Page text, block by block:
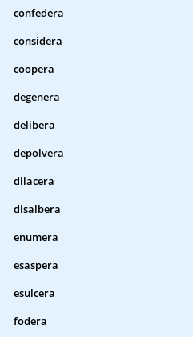
confedera
considera
coopera
degenera
delibera
depolvera
dilacera
disalbera
enumera
esaspera
esulcera
fodera